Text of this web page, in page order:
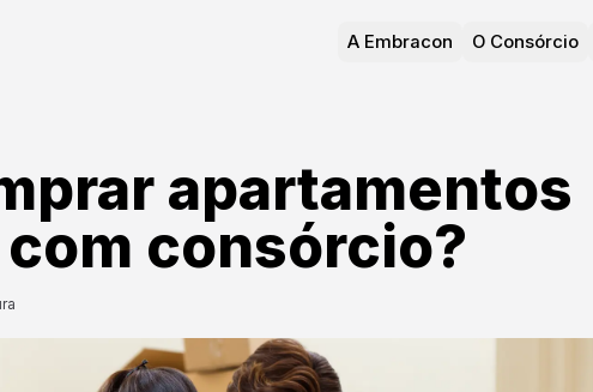
A Embracon O Consórcio
apartamentos
consórcio?